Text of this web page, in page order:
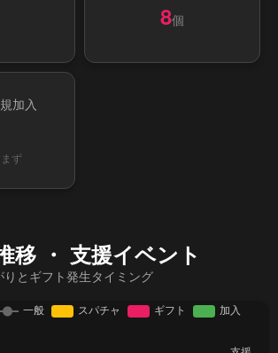
8個
加入
ず
移 ・ 支援イベント
とギフト発生タイミング